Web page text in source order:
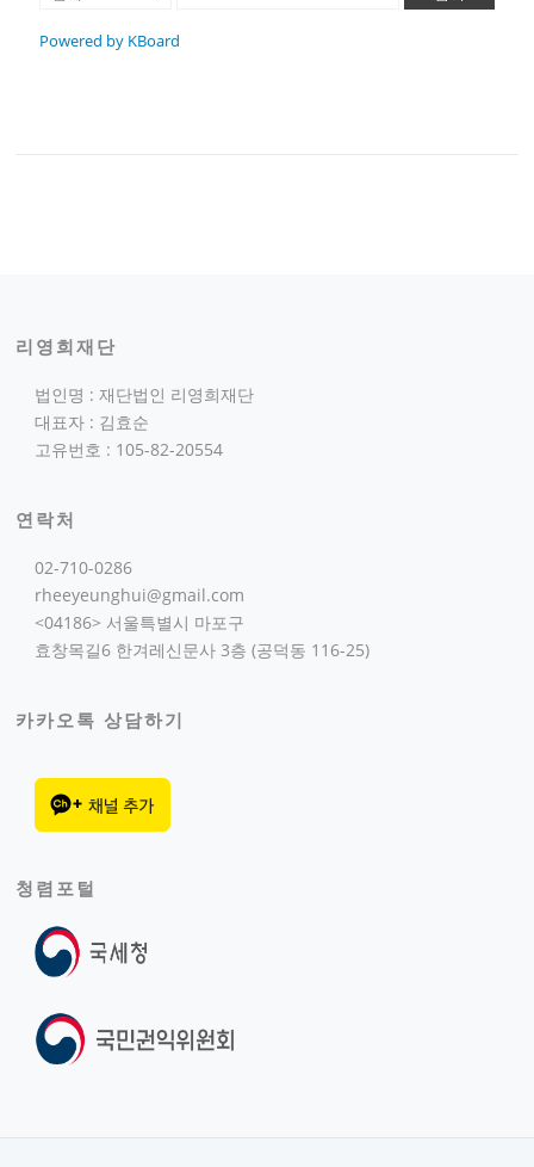
Powered by KBoard
리영희재단
법인명 : 재단법인 리영희재단
대표자 : 김효순
고유번호 : 105-82-20554
연락처
02-710-0286
rheeyeunghui@gmail.com
<04186> 서울특별시 마포구
효창목길6 한겨레신문사 3층 (공덕동 116-25)
카카오톡 상담하기
청렴포털